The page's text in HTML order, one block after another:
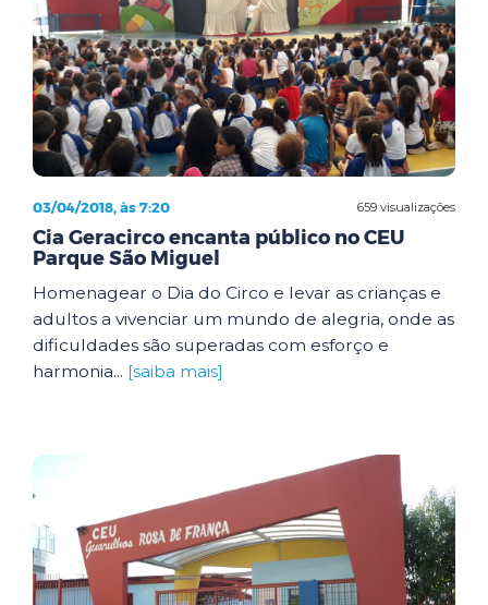
659 visualizações
03/04/2018, às 7:20
Cia Geracirco encanta público no CEU
Parque São Miguel
Homenagear o Dia do Circo e levar as crianças e
adultos a vivenciar um mundo de alegria, onde as
dificuldades são superadas com esforço e
harmonia... [saiba mais]